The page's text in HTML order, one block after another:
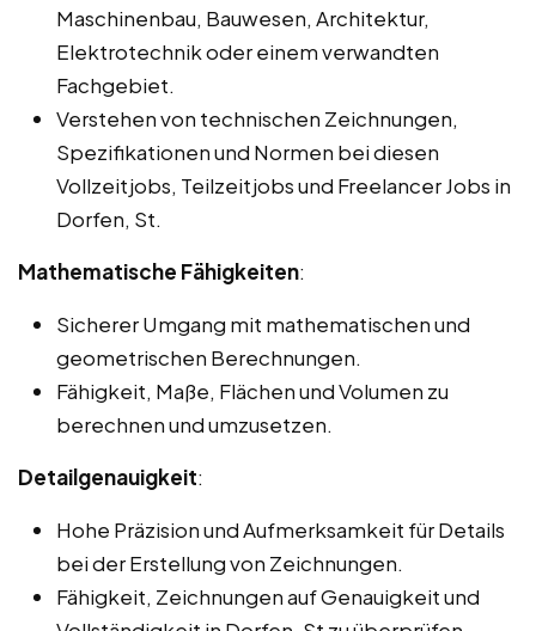
Maschinenbau, Bauwesen, Architektur,
Elektrotechnik oder einem verwandten
Fachgebiet.
Verstehen von technischen Zeichnungen,
Spezifikationen und Normen bei diesen
Vollzeitjobs, Teilzeitjobs und Freelancer Jobs in
Dorfen, St.
Mathematische Fähigkeiten:
Sicherer Umgang mit mathematischen und
geometrischen Berechnungen.
Fähigkeit, Maße, Flächen und Volumen zu
berechnen und umzusetzen.
Detailgenauigkeit:
Hohe Präzision und Aufmerksamkeit für Details
bei der Erstellung von Zeichnungen.
Fähigkeit, Zeichnungen auf Genauigkeit und